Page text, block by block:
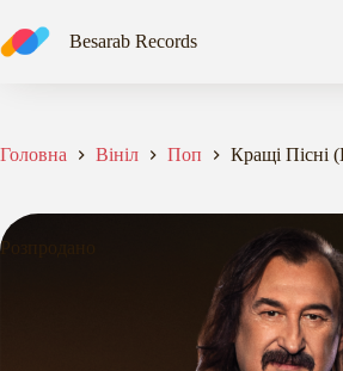
до
вмісту
Besarab Records
Головна Вініл Поп Кращі Пісні
Розпродано